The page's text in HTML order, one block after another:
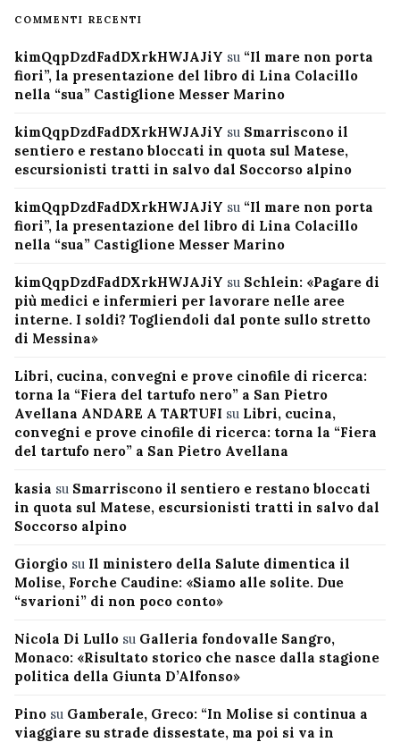
COMMENTI RECENTI
kimQqpDzdFadDXrkHWJAJiY su “Il mare non porta
fiori”, la presentazione del libro di Lina Colacillo
nella “sua” Castiglione Messer Marino
kimQqpDzdFadDXrkHWJAJiY su Smarriscono il
sentiero e restano bloccati in quota sul Matese,
escursionisti tratti in salvo dal Soccorso alpino
kimQqpDzdFadDXrkHWJAJiY su “Il mare non porta
fiori”, la presentazione del libro di Lina Colacillo
nella “sua” Castiglione Messer Marino
kimQqpDzdFadDXrkHWJAJiY su Schlein: «Pagare di
più medici e infermieri per lavorare nelle aree
interne. I soldi? Togliendoli dal ponte sullo stretto
di Messina»
Libri, cucina, convegni e prove cinofile di ricerca:
torna la “Fiera del tartufo nero” a San Pietro
Avellana ANDARE A TARTUFI su Libri, cucina,
convegni e prove cinofile di ricerca: torna la “Fiera
del tartufo nero” a San Pietro Avellana
kasia su Smarriscono il sentiero e restano bloccati
in quota sul Matese, escursionisti tratti in salvo dal
Soccorso alpino
Giorgio su Il ministero della Salute dimentica il
Molise, Forche Caudine: «Siamo alle solite. Due
“svarioni” di non poco conto»
Nicola Di Lullo su Galleria fondovalle Sangro,
Monaco: «Risultato storico che nasce dalla stagione
politica della Giunta D’Alfonso»
Pino su Gamberale, Greco: “In Molise si continua a
viaggiare su strade dissestate, ma poi si va in